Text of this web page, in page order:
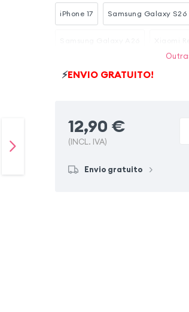
Xiaomi A5 Etui
Capa
iPhone 17 Samsung Galaxy S26
⚡ENVIO GRATUITO!
12,90 €
(INCL. IVA)
Envio gratuito